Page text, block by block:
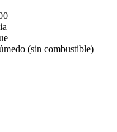
(sin combustible)